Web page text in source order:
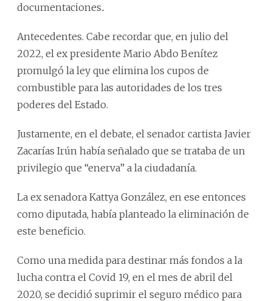
documentaciones..
Antecedentes. Cabe recordar que, en julio del
2022, el ex presidente Mario Abdo Benítez
promulgó la ley que elimina los cupos de
combustible para las autoridades de los tres
poderes del Estado.
Justamente, en el debate, el senador cartista Javier
Zacarías Irún había señalado que se trataba de un
privilegio que “enerva” a la ciudadanía.
La ex senadora Kattya González, en ese entonces
como diputada, había planteado la eliminación de
este beneficio.
Como una medida para destinar más fondos a la
lucha contra el Covid 19, en el mes de abril del
2020, se decidió suprimir el seguro médico para